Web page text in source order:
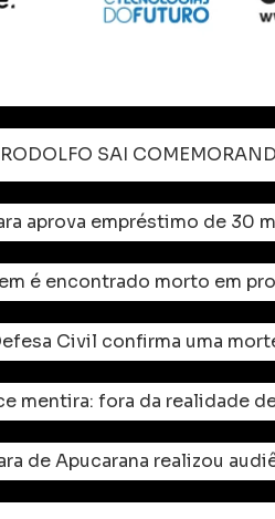
aprova empréstimo de 30
é encontrado morto em
Civil confirma uma
mentira: fora da realidade
de Apucarana realizou